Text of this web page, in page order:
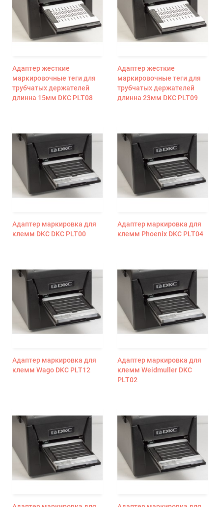
Адаптер жесткие
маркировочные теги для
трубчатых держателей
длинна 15мм DKC PLT08
Адаптер жесткие
маркировочные теги для
трубчатых держателей
длинна 23мм DKC PLT09
Адаптер маркировка для
клемм DKC DKC PLT00
Адаптер маркировка для
клемм Phoeniх DKC PLT04
Адаптер маркировка для
клемм Wago DKC PLT12
Адаптер маркировка для
клемм Weidmuller DKC
PLT02